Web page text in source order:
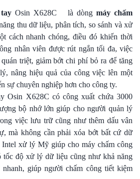
Osin X628C là dòng máy chấm
thu dữ liệu, phân tích, so sánh và xử
cách nhanh chóng, điều đó khiến thời
nhân viên được rút ngắn tối đa, việc
triệt, giảm bớt chi phí bỏ ra để tăng
nâng hiệu quả của công việc lên một
sự chuyên nghiệp hơn cho công ty.
Osin X628C có công xuất chứa 3000
bộ nhớ lớn giúp cho người quản lý
việc lưu trữ cũng như thêm dấu vân
mà không cần phải xóa bớt bất cứ dữ
xử lý Mỹ giúp cho máy chấm công
tốc độ xử lý dữ liệu cũng như khả năng
nhanh, giúp người chấm công tiết kiệm